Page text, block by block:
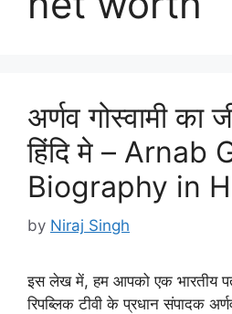
अर्णव गोस्वामी का
हिंदि मे – Arnab
Biography in
by Niraj Singh
इस लेख में, हम आपको एक भारतीय
रिपब्लिक टीवी के प्रधान संपादक